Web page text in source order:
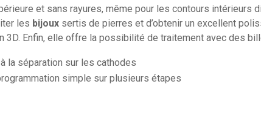
et sans rayures, même pour les contours intérieurs
les bijoux sertis de pierres et d’obtenir un excellent
Enfin, elle offre la possibilité de traitement avec des
la séparation sur les cathodes
simple sur plusieurs étapes